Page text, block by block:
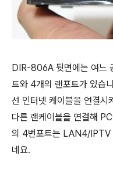
DIR-806A 뒷면에는 여느
트와 4개의 랜포트가 있습
선 인터넷 케이블을 연결시
다른 랜케이블을 연결해
의 4번포트는 LAN4/IPTV
네요.